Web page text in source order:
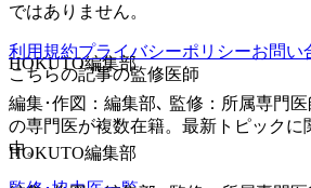
ではありません。
利用規約プライバシーポリシーお問い
こちらの記事の監修医師
HOKUTO編集部
HOKUTO編集部
編集･作図：編集部､ 監修：所属専門
の専門医が複数在籍。最新トピックに
中。